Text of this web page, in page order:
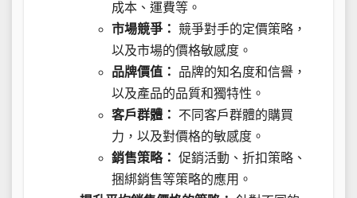
成本、運費等。
市場競爭：
競爭對手的定價策略，
以及市場的價格敏感度。
品牌價值：
品牌的知名度和信譽，
以及產品的品質和獨特性。
客戶群體：
不同客戶群體的購買
力，以及對價格的敏感度。
銷售策略： 促銷活動、折扣策略、
捆綁銷售等策略的應用。